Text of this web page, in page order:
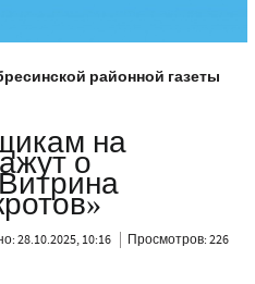
районной газеты
на
о
28.10.2025, 10:16 Просмотров: 226